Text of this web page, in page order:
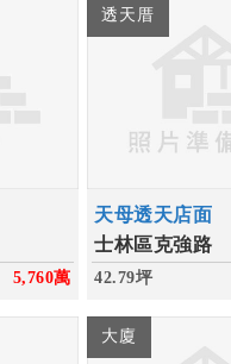
5,760萬
透天厝
天母透天店面
士林區克強路
42.79坪
大廈